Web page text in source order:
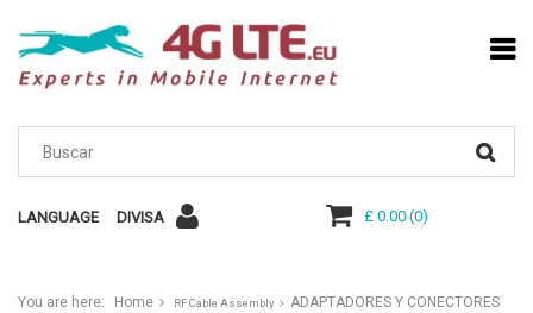
LANGUAGE DIVISA £ 0.00(0)
You are here: Home RF Cable Assembly ADAPTADORES Y CONECTORES